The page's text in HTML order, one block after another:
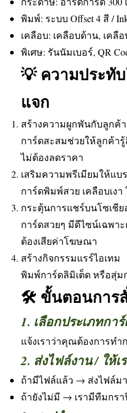
พิมพ์: ระบบ Offset 4 สี /
เคลือบ: เคลือบด้าน, เคลื
พิเศษ: รันนัมเบอร์, QR
💡 ความประทั
แจก
สร้างความผูกพันกับลูกค้า
การ์ดสะสมช่วยให้ลูกค้า
ไม่ต้องลดราคา
เสริมความพรีเมียมให้แบ
การ์ดพิมพ์สวย เคลือบเง
กระตุ้นการแชร์บนโซเชีย
การ์ดสวยๆ มีดีไซน์เฉพา
ต้องเสียค่าโฆษณา
สร้างกิจกรรมแรร์ไอเทม
พิมพ์การ์ดลิมิเต็ด หรือสุ่ม
🛠️ ขั้นตอนการ
1. เลือกประเภทกา
แจ้งเราว่าคุณต้องการท
2. ส่งไฟล์งาน / ให้
ถ้ามีไฟล์แล้ว → ส่งไฟล์ม
ถ้ายังไม่มี → เรามีทีมกร